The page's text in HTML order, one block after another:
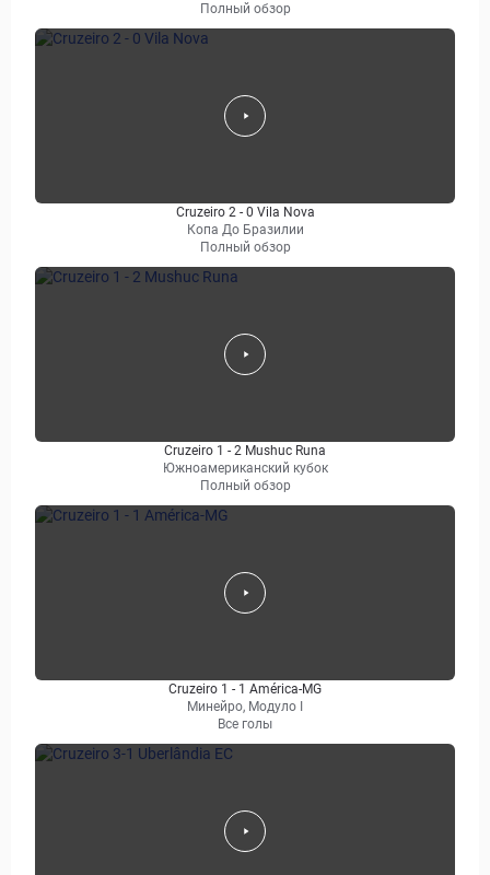
Полный обзор
Cruzeiro 2 - 0 Vila Nova
Копа До Бразилии
Полный обзор
Cruzeiro 1 - 2 Mushuc Runa
Южноамериканский кубок
Полный обзор
Cruzeiro 1 - 1 América-MG
Минейро, Модуло I
Все голы